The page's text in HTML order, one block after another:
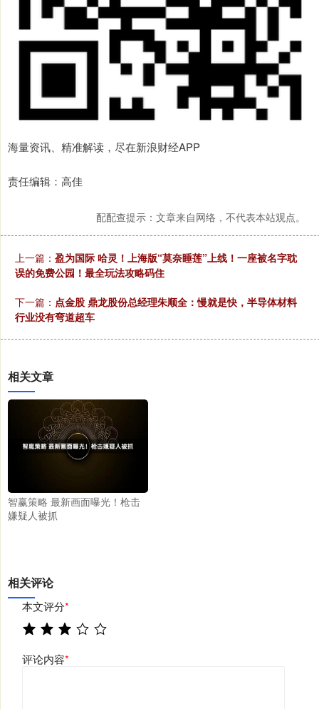
海量资讯、精准解读，尽在新浪财经APP
责任编辑：高佳
配配查提示：文章来自网络，不代表本站观点。
上一篇： 盈为国际 哈灵！上海版“莫奈睡莲”上线！一座被名字耽
误的免费公园！最全玩法攻略码住
下一篇： 点金股 鼎龙股份总经理朱顺全：慢就是快，半导体材料
行业没有弯道超车
相关文章
智赢策略 最新画面曝光！枪击
嫌疑人被抓
相关评论
本文评分*
评论内容*